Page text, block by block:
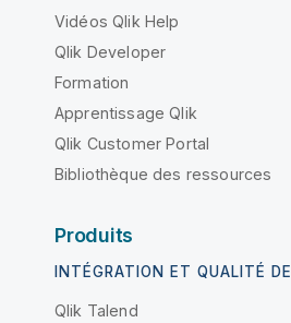
Vidéos Qlik Help
Qlik Developer
Formation
Apprentissage Qlik
Qlik Customer Portal
Bibliothèque des ressources
Produits
INTÉGRATION ET QUALITÉ
Qlik Talend